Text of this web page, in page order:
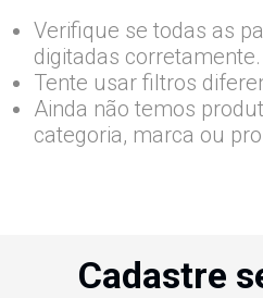
Verifique se todas as
digitadas corretamente.
Tente usar filtros
Ainda não temos
categoria, marca ou
Cadastre